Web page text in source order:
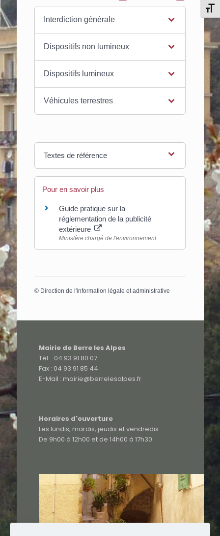
Interdiction générale
Dispositifs non lumineux
Dispositifs lumineux
Véhicules terrestres
Textes de référence
Pour en savoir plus
Guide pratique sur la
réglementation de la publicité
extérieure
Ministère chargé de l'environnement
© Direction de l'information légale et administrative
Mairie de Berre les Alpes
Tél. : 04 93 91 80 07
Fax : 04 93 91 85 44
E-Mail : mairie@berrelesalpes.fr
Horaires d'ouverture
Les lundis, mardis, jeudis et vendredis
De 9h00 à 12h00 et de 14h00 à 17h30